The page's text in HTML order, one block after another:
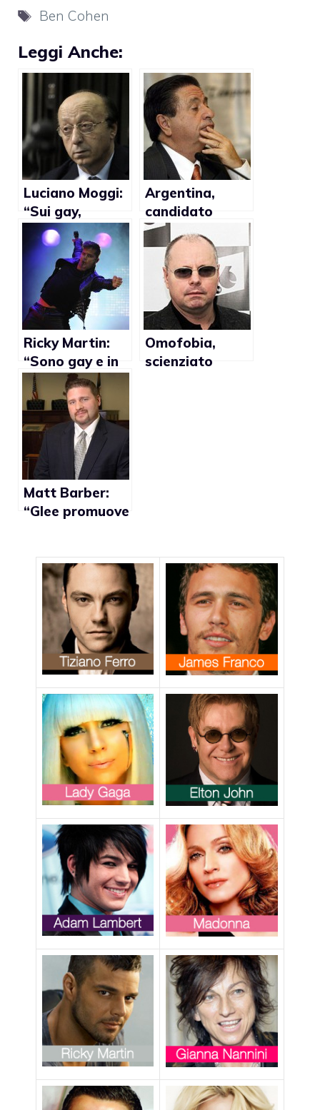
Tag
Ben Cohen
Leggi Anche:
Luciano Moggi:
“Sui gay,
Prandelli ha
sbagliato”
Argentina,
candidato
presidente
Eduardo
Duhalde vuole
sopprimere
legge sul
matrimonio gay
Ricky Martin:
“Sono gay e in
cerca dei miei
diritti”
Omofobia,
scienziato
Matt Barber:
“Glee promuove